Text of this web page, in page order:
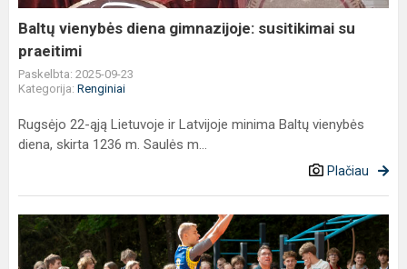
Baltų vienybės diena gimnazijoje: susitikimai su
praeitimi
Paskelbta: 2025-09-23
Kategorija: Renginiai
Rugsėjo 22-ąją Lietuvoje ir Latvijoje minima Baltų vienybės
diena, skirta 1236 m. Saulės m...
Plačiau
Naujos
sporto